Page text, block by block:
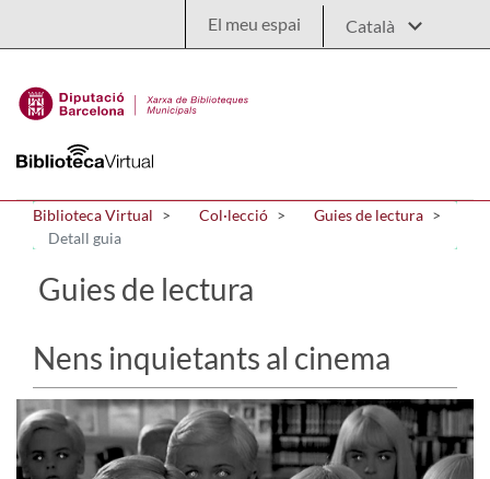
El meu espai
Biblioteca Virtual Col·lecció
Guies de lectura
Detall guia
Guies de lectura
Nens inquietants al cinema